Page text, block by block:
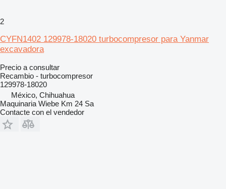
2
CYFN1402 129978-18020 turbocompresor para Yanmar
excavadora
Precio a consultar
Recambio - turbocompresor
129978-18020
México, Chihuahua
Maquinaria Wiebe Km 24 Sa
Contacte con el vendedor